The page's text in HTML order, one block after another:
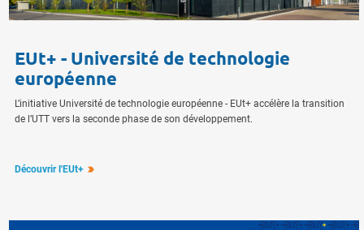
EUt+ - Université de technologie
européenne
L’initiative Université de technologie européenne - EUt+ accélère la transition
de l’UTT vers la seconde phase de son développement.
Découvrir l'EUt+